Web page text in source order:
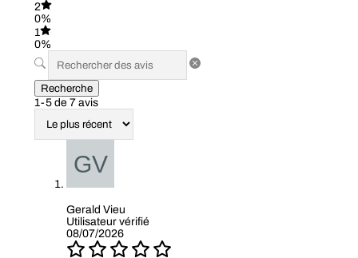
2
0%
1
0%
Recherche
1-5 de 7 avis
Gerald Vieu
Utilisateur vérifié
08/07/2026